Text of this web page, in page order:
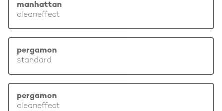
manhattan
cleaneffect
pergamon
standard
pergamon
cleaneffect